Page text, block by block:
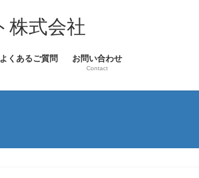
式会社
よくあるご質問 お問い合わせ
Contact